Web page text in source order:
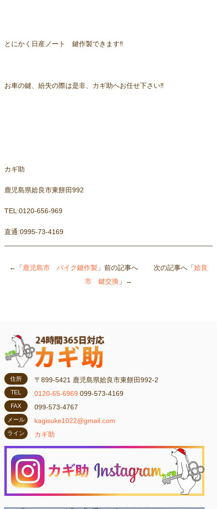
とにかく日産ノート 鍵作製できます‼
お車の鍵、紛失の際は是非、カギ助へお任せ下さい‼
カギ助
鹿児島県姶良市東餅田992
TEL:0120-656-969
直通:0995-73-4169
←「鹿児島市 バイク鍵作製 」前の記事へ 次の記事へ「姶良
市 鍵交換」→
住所 〒899-5421 鹿児島県姶良市東餅田992-2
TEL 0120-65-6969 099-573-4169
FAX 099-573-4767
メール kagisuke1022@gmail.com
ライン カギ助